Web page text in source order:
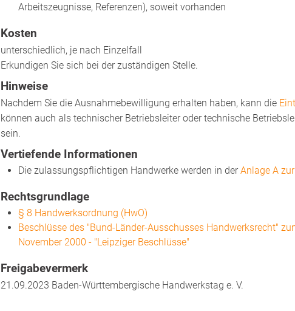
Arbeitszeugnisse, Referenzen), soweit vorhanden
Kosten
unterschiedlich, je nach Einzelfall
Erkundigen Sie sich bei der zuständigen Stelle.
Hinweise
Nachdem Sie die Ausnahmebewilligung erhalten haben, kann die
können auch als technischer Betriebsleiter oder technische
sein.
Vertiefende Informationen
Die zulassungspflichtigen Handwerke werden in derAnlage A
Rechtsgrundlage
§ 8 Handwerksordnung (HwO)
Beschlüsse des "Bund-Länder-Ausschusses Handwerksrecht"
November 2000 - "Leipziger Beschlüsse"
Freigabevermerk
21.09.2023 Baden-Württembergische Handwerkstag e. V.